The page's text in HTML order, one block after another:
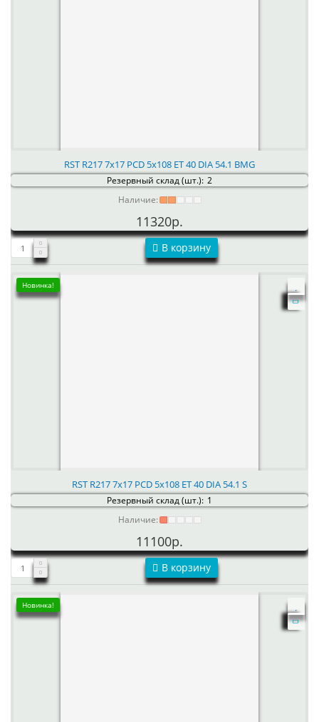
RST R217 7x17 PCD 5x108 ET 40 DIA 54.1 BMG
Резервный склад (шт.): 2
Наличие:
11320р.
В корзину
Новинка!
RST R217 7x17 PCD 5x108 ET 40 DIA 54.1 S
Резервный склад (шт.): 1
Наличие:
11100р.
В корзину
Новинка!